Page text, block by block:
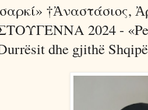
†Ἀναστάσιος,
2024 -
dhe gjithë